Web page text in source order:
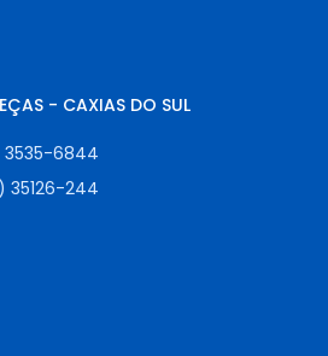
- CAXIAS DO SUL
6844
35126-244